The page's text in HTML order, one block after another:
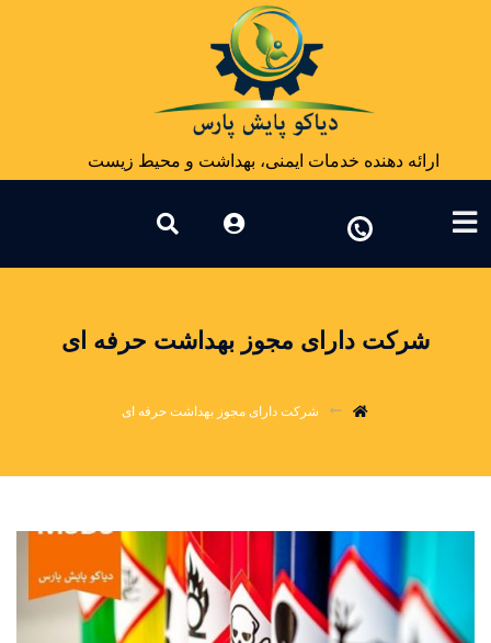
ارائه دهنده خدمات ایمنی، بهداشت و محیط زیست
شرکت دارای مجوز بهداشت حرفه ای
شرکت دارای مجوز بهداشت حرفه ای